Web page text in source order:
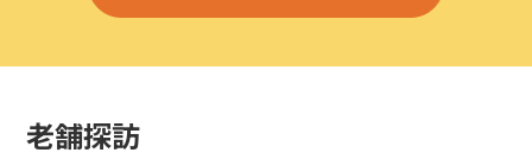
老舗探訪